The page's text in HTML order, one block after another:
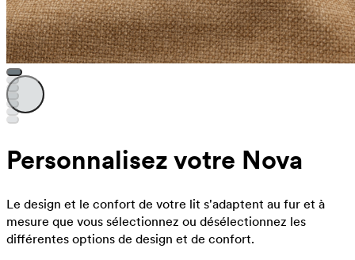
Personnalisez votre Nova
Le design et le confort de votre lit s'adaptent au fur et à
mesure que vous sélectionnez ou désélectionnez les
différentes options de design et de confort.